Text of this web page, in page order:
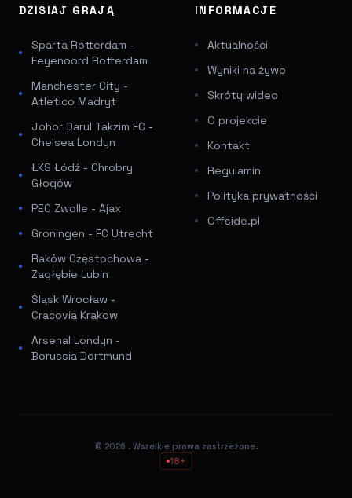
DZISIAJ GRAJĄ
Sparta Rotterdam -
Feyenoord Rotterdam
Manchester City -
Atletico Madryt
Johor Darul Takzim FC -
Chelsea Londyn
ŁKS Łódź - Chrobry
Głogów
PEC Zwolle - Ajax
Groningen - FC Utrecht
Raków Częstochowa -
Zagłębie Lubin
Śląsk Wrocław -
Cracovia Krakow
Arsenal Londyn -
Borussia Dortmund
INFORMACJE
Aktualności
Wyniki na żywo
Skróty wideo
O projekcie
Kontakt
Regulamin
Polityka prywatności
Offside.pl
© 2026 . Wszelkie prawa zastrzeżone.
18+